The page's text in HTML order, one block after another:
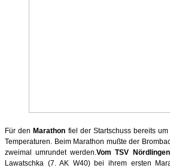
Für denMarathon fiel der Startschuss bereits
Temperaturen. Beim Marathon mußte der
zweimal umrundet werden.Vom TSV
Lawatschka (7. AK W40) bei ihrem ersten